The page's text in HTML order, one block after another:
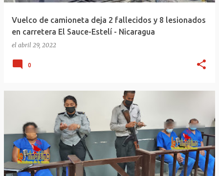
Vuelco de camioneta deja 2 fallecidos y 8 lesionados
en carretera El Sauce-Estelí - Nicaragua
el abril 29, 2022
0